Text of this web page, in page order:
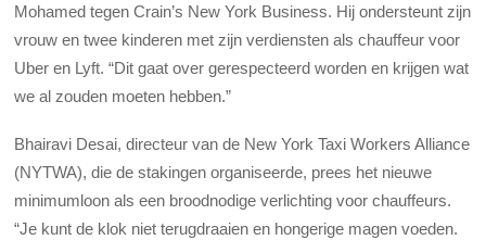
Mohamed tegen Crain’s New York Business. Hij ondersteunt zijn
vrouw en twee kinderen met zijn verdiensten als chauffeur voor
Uber en Lyft. “Dit gaat over gerespecteerd worden en krijgen wat
we al zouden moeten hebben.”
Bhairavi Desai, directeur van de New York Taxi Workers Alliance
(NYTWA), die de stakingen organiseerde, prees het nieuwe
minimumloon als een broodnodige verlichting voor chauffeurs.
“Je kunt de klok niet terugdraaien en hongerige magen voeden.